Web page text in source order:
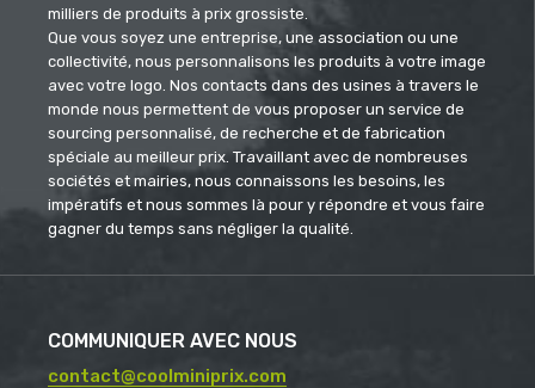
milliers de produits à prix grossiste.
Que vous soyez une entreprise, une association ou une
collectivité, nous personnalisons les produits à votre image
avec votre logo. Nos contacts dans des usines à travers le
monde nous permettent de vous proposer un service de
sourcing personnalisé, de recherche et de fabrication
spéciale au meilleur prix. Travaillant avec de nombreuses
sociétés et mairies, nous connaissons les besoins, les
impératifs et nous sommes là pour y répondre et vous faire
gagner du temps sans négliger la qualité.
COMMUNIQUER AVEC NOUS
contact@coolminiprix.com